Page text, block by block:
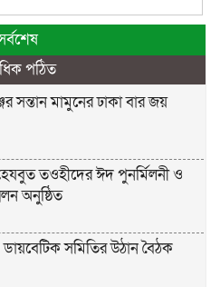
পঠিত
সন্তান মামুনের ঢাকা বার জয়
তওহীদের ঈদ পুনর্মিলনী ও
অনুষ্ঠিত
সমিতির উঠান বৈঠক